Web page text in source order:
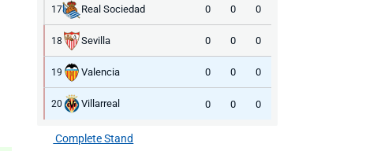
PlayStation 5
€ 29,99
Bekijk deal
Ground Boots Kids
€ 78,00€ 130,00
17 Real Sociedad 0 0 0
18 Sevilla 0 0 0
19 Valencia 0 0 0
20 Villarreal 0 0 0
Complete Stand